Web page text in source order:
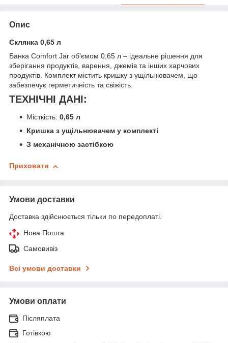
Опис
Склянка 0,65 л
Банка Comfort Jar об'ємом 0,65 л – ідеальне рішення для
зберігання продуктів, варення, джемів та інших харчових
продуктів. Комплект містить кришку з ущільнювачем, що
забезпечує герметичність та свіжість.
ТЕХНІЧНІ ДАНІ:
Місткість: 0,65 л
Кришка з ущільнювачем у комплекті
З механічною застібкою
Приховати
Умови доставки
Доставка здійснюється тільки по передоплаті.
Нова Пошта
Самовивіз
Всі умови доставки
Умови оплати
Післяплата
Готівкою